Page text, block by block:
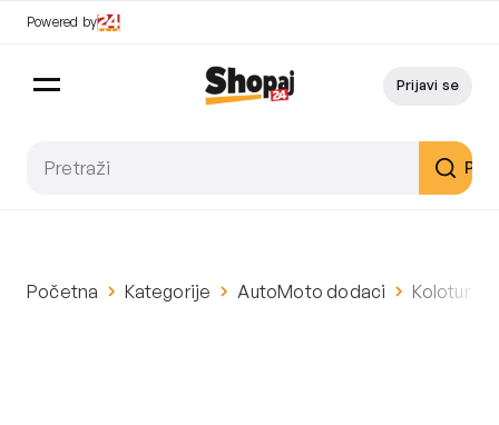
Powered by
Prijavi se
Početna Kategorije AutoMoto dodaci Kolotur